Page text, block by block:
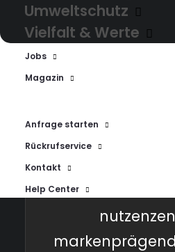
Umweltschutz
Vielfalt & Werte
Jobs
Magazin
Anfrage starten
Rückrufservice
Kontakt
Help Center
Service
gestalten wir
sondern